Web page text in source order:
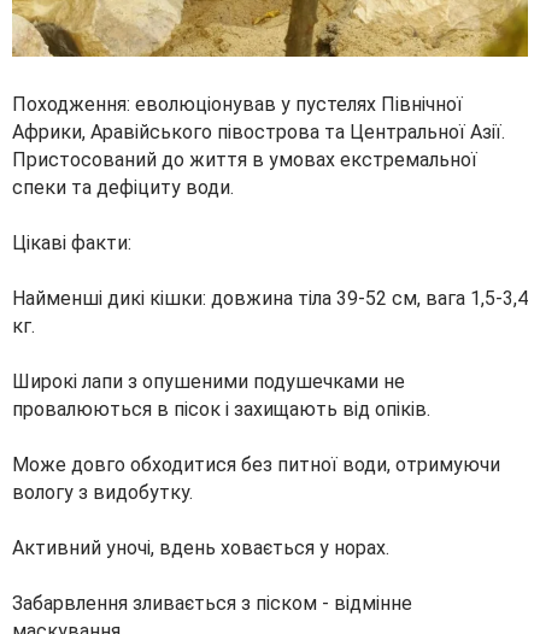
Походження: еволюціонував у пустелях Північної
Африки, Аравійського півострова та Центральної Азії.
Пристосований до життя в умовах екстремальної
спеки та дефіциту води.
Цікаві факти:
Найменші дикі кішки: довжина тіла 39-52 см, вага 1,5-3,4
кг.
Широкі лапи з опушеними подушечками не
провалюються в пісок і захищають від опіків.
Може довго обходитися без питної води, отримуючи
вологу з видобутку.
Активний уночі, вдень ховається у норах.
Забарвлення зливається з піском - відмінне